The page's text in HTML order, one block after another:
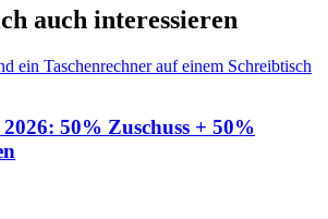
auch interessieren
50% Zuschuss + 50%